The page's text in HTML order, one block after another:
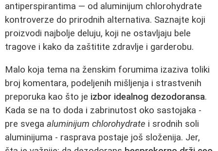
antiperspirantima — od aluminijum chlorohydrate
kontroverze do prirodnih alternativa. Saznajte koji
proizvodi najbolje deluju, koji ne ostavljaju bele
tragove i kako da zaštitite zdravlje i garderobu.
Malo koja tema na ženskim forumima izaziva toliki
broj komentara, podeljenih mišljenja i strastvenih
preporuka kao što je izbor idealnog dezodoransa.
Kada se na to doda i zabrinutost oko sastojaka -
pre svega aluminijum chlorohydrate i srodnih soli
aluminijuma - rasprava postaje još složenija. Jer,